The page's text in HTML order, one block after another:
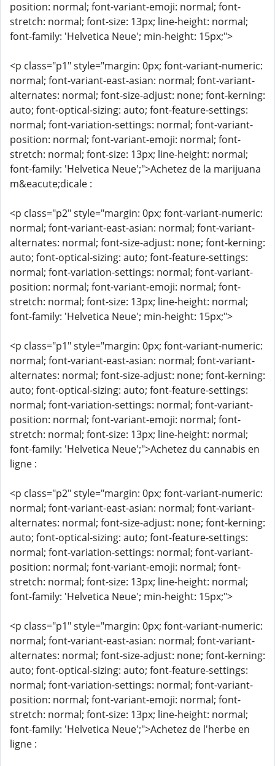
position: normal; font-variant-emoji: normal; font-
stretch: normal; font-size: 13px; line-height: normal;
font-family: 'Helvetica Neue'; min-height: 15px;">
<p class="p1" style="margin: 0px; font-variant-numeric:
normal; font-variant-east-asian: normal; font-variant-
alternates: normal; font-size-adjust: none; font-kerning:
auto; font-optical-sizing: auto; font-feature-settings:
normal; font-variation-settings: normal; font-variant-
position: normal; font-variant-emoji: normal; font-
stretch: normal; font-size: 13px; line-height: normal;
font-family: 'Helvetica Neue';">Achetez de la marijuana
m&eacute;dicale :
<p class="p2" style="margin: 0px; font-variant-numeric:
normal; font-variant-east-asian: normal; font-variant-
alternates: normal; font-size-adjust: none; font-kerning:
auto; font-optical-sizing: auto; font-feature-settings:
normal; font-variation-settings: normal; font-variant-
position: normal; font-variant-emoji: normal; font-
stretch: normal; font-size: 13px; line-height: normal;
font-family: 'Helvetica Neue'; min-height: 15px;">
<p class="p1" style="margin: 0px; font-variant-numeric:
normal; font-variant-east-asian: normal; font-variant-
alternates: normal; font-size-adjust: none; font-kerning:
auto; font-optical-sizing: auto; font-feature-settings:
normal; font-variation-settings: normal; font-variant-
position: normal; font-variant-emoji: normal; font-
stretch: normal; font-size: 13px; line-height: normal;
font-family: 'Helvetica Neue';">Achetez du cannabis en
ligne :
<p class="p2" style="margin: 0px; font-variant-numeric:
normal; font-variant-east-asian: normal; font-variant-
alternates: normal; font-size-adjust: none; font-kerning:
auto; font-optical-sizing: auto; font-feature-settings:
normal; font-variation-settings: normal; font-variant-
position: normal; font-variant-emoji: normal; font-
stretch: normal; font-size: 13px; line-height: normal;
font-family: 'Helvetica Neue'; min-height: 15px;">
<p class="p1" style="margin: 0px; font-variant-numeric:
normal; font-variant-east-asian: normal; font-variant-
alternates: normal; font-size-adjust: none; font-kerning:
auto; font-optical-sizing: auto; font-feature-settings:
normal; font-variation-settings: normal; font-variant-
position: normal; font-variant-emoji: normal; font-
stretch: normal; font-size: 13px; line-height: normal;
font-family: 'Helvetica Neue';">Achetez de l'herbe en
ligne :